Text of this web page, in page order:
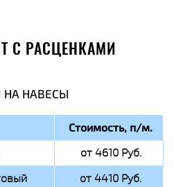
С РАСЦЕНКАМИ
НА НАВЕСЫ
Стоимость, п/м.
от 4610 Руб.
от 4410 Руб.